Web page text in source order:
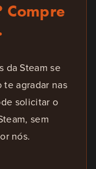
Compre
da Steam se
te agradar nas
solicitar o
sem
nós.